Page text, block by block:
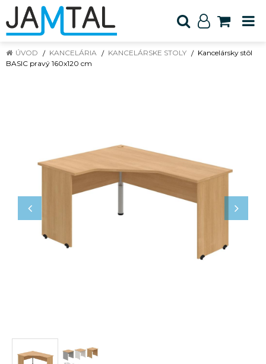
ÚVOD KANCELÁRIA KANCELÁRSKE STOLY
Kancelársky stôl
BASIC pravý 160x120 cm